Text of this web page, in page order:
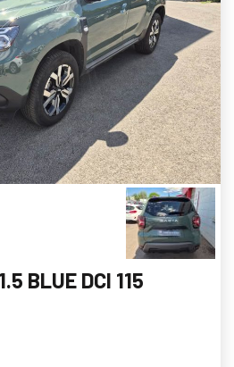
BLUE DCI 115